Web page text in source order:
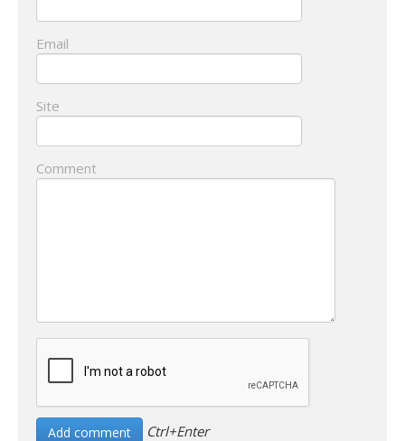
Email
Site
Comment
Ctrl+Enter